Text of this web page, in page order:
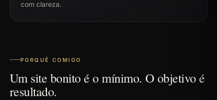
com clareza.
PORQUÊ COMIGO
Um site bonito é o mínimo. O objetivo é
resultado.